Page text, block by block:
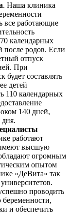
. Наша клиника
все работающие
70 календарных
после родов. Если
отпуск
При
составлять
детей
110 календарных
140 дней,
работают
имеют высшую
огромным
опытом
«ДеВита» так
проводить
и обеспечить